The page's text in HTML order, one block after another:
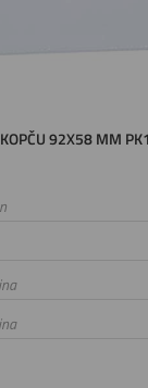
KOPČU 92X58 MM